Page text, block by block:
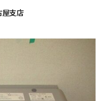
屋支店